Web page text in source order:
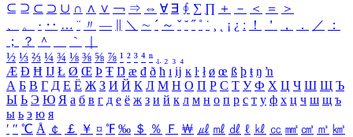
⊆ ⊇ ⊂ ⊃ ∪ ∩ ∧ ∨ ￢ ⇒ ⇔ ∀ ∃ ∮ ∑ ∏ ＋ － ＜ ＝
＞
、
。 · ‥ … ¨ 〃 ― ＼ ∼ ´ ～ ˇ ˘ ˝ ˚ ˙ ¸ ¡ ¿ ː ！ ＇ ， ． ／
：
；
？ ＾ ｀
½ ⅓ ⅔ ¼ ¾ ⅛ ⅜ ⅝ ⅞ ¹ ² ³ ⁴ ⁿ ₁ ₂ ₃ ₄
Æ Ð Ħ Ĳ Ł Ø Œ Þ Ŧ Ŋ æ đ ð ħ ı ĳ ĸ ŀ ł ø œ ß þ ŧ ŋ ŉ
А Б В Г Д Е Ё Ж З И Й К Л М Н О П Р С Т У Ф Х Ц Ч Ш Щ Ъ
Ы Ь Э Ю Я а б в г д е ё ж з и й к л м н о п р с т у ф х ц ч ш щ ъ
ы ь э ю я
′ ″ ℃ Å ￠ ￡ ￥ ¤ ℉ ‰ ＄ ％ Ｆ ￦ ㎕ ㎖ ㎗ ℓ ㎘ ㏄ ㎣ ㎤ ㎥ ㎦